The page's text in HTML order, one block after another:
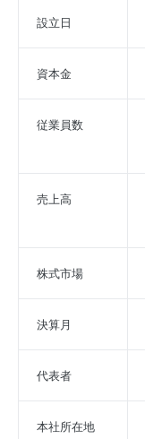
設立日
資本金
従業員数
売上高
株式市場
決算月
代表者
本社所在地